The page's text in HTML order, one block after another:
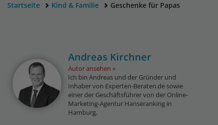
Startseite Kind & Familie Geschenke für Papas
Andreas Kirchner
Autor ansehen
Ich bin Andreas und der Gründer und
Inhaber von Experten-Beraten.de sowie
einer der Geschäftsführer von der Online-
Marketing-Agentur Hanseranking in
Hamburg.